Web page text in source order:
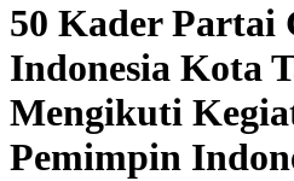
50 Kader Partai
Indonesia Kota
Mengikuti
Pemimpin